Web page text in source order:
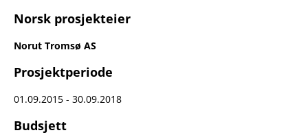
Norsk prosjekteier
Norut Tromsø AS
Prosjektperiode
01.09.2015 - 30.09.2018
Budsjett